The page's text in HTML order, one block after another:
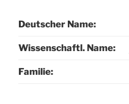
Deutscher Name:
Wissenschaftl. Name:
Familie: